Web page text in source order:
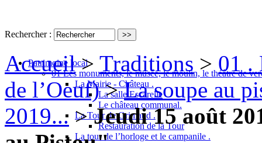
Patrimoine local
01 Les monuments, le musée, le moulin, le théâtre de
La Mairie - Château .
La salle Escarelle
Le château communal.
La Tour de Grimaud .
Restauration de la Tour
La tour de l’horloge et le campanile .
Rechercher :
Accueil> Traditions >01 .
de l’Oeuf)>La soupe au
2019... >Jeudi 15 août